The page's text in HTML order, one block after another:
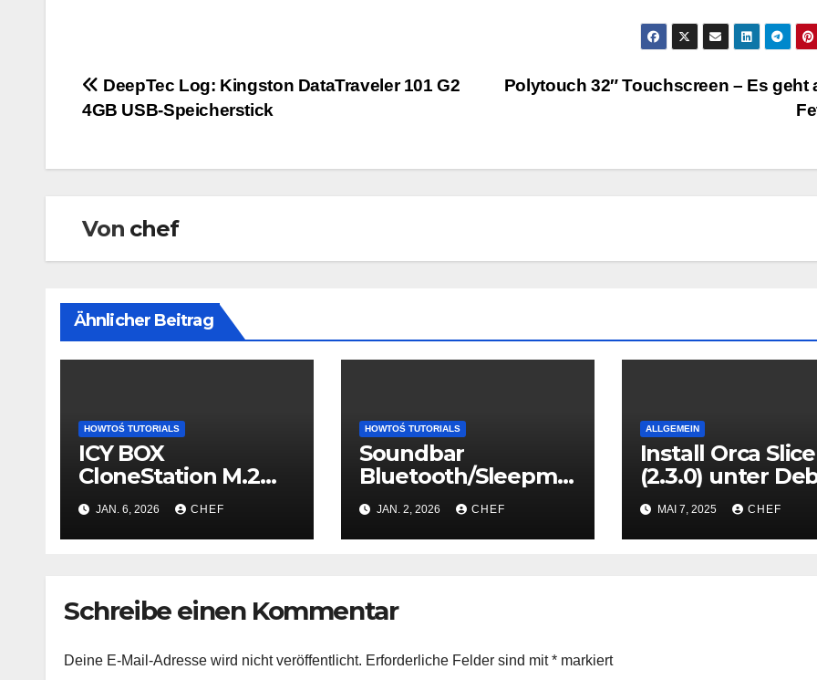
Beitragsnavigation
Polytouch 32″ Touchscreen – Es geht
DeepTec Log: Kingston DataTraveler 101 G2
4GB USB-Speicherstick
Von chef
Ähnlicher Beitrag
HOWTOŚ TUTORIALS
ICY BOX
CloneStation M.2
NVMe & SATA
Smart Werte
auslesen – so gehts!
JAN. 6, 2026 CHEF
HOWTOŚ TUTORIALS
Soundbar
Bluetooth/Sleepmo
de connection fix
JAN. 2, 2026 CHEF
ALLGEMEIN
Install Orca
(2.3.0) unter
(13 Trixie)
MAI 7, 2025 CHEF
Schreibe einen Kommentar
Deine E-Mail-Adresse wird nicht veröffentlicht. Erforderliche Felder sind mit* markiert